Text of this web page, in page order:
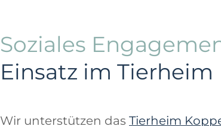
Soziales
Einsatz im Tierheim
Wir unterstützen das Tierheim